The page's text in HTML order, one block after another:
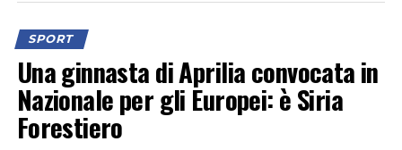
SPORT
Una ginnasta di Aprilia convocata in
Nazionale per gli Europei: è Siria
Forestiero